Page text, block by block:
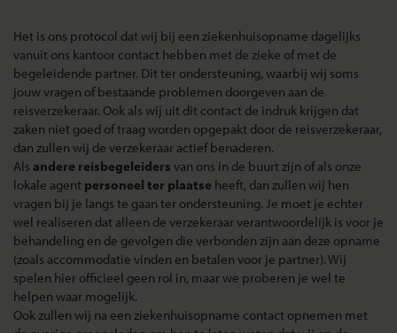
Het is ons protocol dat wij bij een ziekenhuisopname dagelijks
vanuit ons kantoor contact hebben met de zieke of met de
begeleidende partner. Dit ter ondersteuning, waarbij wij soms
jouw vragen of bestaande problemen doorgeven aan de
reisverzekeraar. Ook als wij uit dit contact de indruk krijgen dat
zaken niet goed of traag worden opgepakt door de reisverzekeraar,
dan zullen wij de verzekeraar actief benaderen.
Als andere reisbegeleiders van ons in de buurt zijn of als onze
lokale agent personeel ter plaatse heeft, dan zullen wij hen
vragen bij je langs te gaan ter ondersteuning. Je moet je echter
wel realiseren dat alleen de verzekeraar verantwoordelijk is voor je
behandeling en de gevolgen die verbonden zijn aan deze opname
(zoals accommodatie vinden en betalen voor je partner). Wij
spelen hier officieel geen rol in, maar we proberen je wel te
helpen waar mogelijk.
Ook zullen wij na een ziekenhuisopname contact opnemen met